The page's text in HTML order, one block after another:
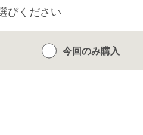
びください
今回のみ購入